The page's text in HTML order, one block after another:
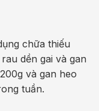
chữa thiếu
dền gai và gan
và gan heo
tuần.